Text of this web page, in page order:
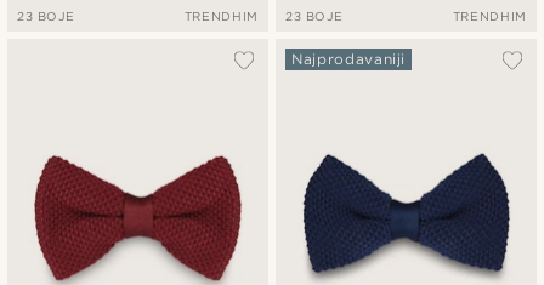
23 BOJE TRENDHIM 23 BOJE TRENDHIM
Najprodavaniji